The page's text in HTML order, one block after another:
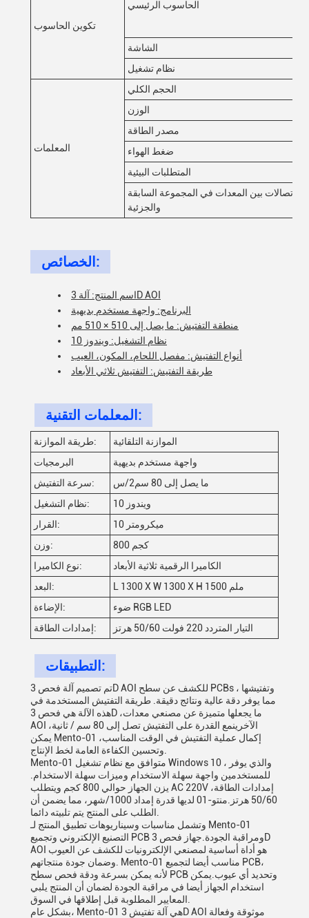
تكوين الحاسوب
الحاسوب الرئيسي
الشاشة
نظام تشغيل
المعلمات
الحجم الكلي
الوزن
مصدر الطاقة
ضغط الهواء
المتطلبات البيئية
الاتصالات بين المعدات في المجموعة السابقة
والجزئية
الخصائص:
اسم المنتج: آلة 3D AOI
البرنامج: واجهة مستخدم بديهية
منطقة التفتيش: ما يصل إلى 510 × 510 مم
نظام التشغيل: ويندوز 10
أنواع التفتيش: مفصل اللحام، المكون، العيب
طريقة التفتيش: التفتيش ثلاثي الأبعاد
المعلمات التقنية:
طريقة الموازنة:
الموازنة التلقائية
البرمجيات
واجهة مستخدم بديهية
سرعة التفتيش:
ما يصل إلى 80 سم2/س
نظام التشغيل:
ويندوز 10
القرار:
10 ميكرومتر
وزن:
800 كجم
نوع الكاميرا:
الكاميرا الرقمية ثلاثية الأبعاد
البعد:
L 1300 X W 1300 X H 1500 ملم
الإضاءة:
ضوء RGB LED
إمدادات الطاقة:
التيار المتردد 220 فولت 50/60 هرتز
التطبيقات:
تم تصميم آلة فحص 3D AOI للكشف عن سطح PCBs وتفتيشها ،
مما يوفر دقة عالية ونتائج دقيقة. طريقة التفتيش المستخدمة في
هذه الآلة هي فحص 3D ،ما يجعلها متميزة عن مصنعي معدات
AOI الآخرينمع القدرة على التفتيش تصل إلى 80 سم / ثانية،
يمكن Mento-01 إكمال عملية التفتيش في الوقت المناسب،
Mento-01 متوافق مع نظام تشغيل Windows 10 ، والذي يوفر
للمستخدمين واجهة سهلة الاستخدام وميزات سهلة الاستخدام.
يزن الجهاز حوالي 800 كجم ويتطلب AC 220V ،إمدادات الطاقة
50/60 هرتز.منتو-01 لديها قدرة إمداد 1000/شهر، مما يضمن أن
وتشمل مناسبات وسيناريوهات تطبيق المنتج لـ Mento-01
التصنيع الإلكتروني وتجميع PCB ومراقبة الجودة.جهاز فحص 3D
AOI هو أداة أساسية لمصنعي الإلكترونيات للكشف عن العيوب
وضمان جودة منتجاتهم. Mento-01 مناسب أيضا لتجميع PCB،
لأنه يمكن بسرعة ودقة فحص سطح PCB وتحديد أي عيوب.يمكن
استخدام الجهاز أيضا في مراقبة الجودة لضمان أن المنتج يلبي
بشكل عام، Mento-01 هي آلة تفتيش 3D AOI موثوقة وفعالة